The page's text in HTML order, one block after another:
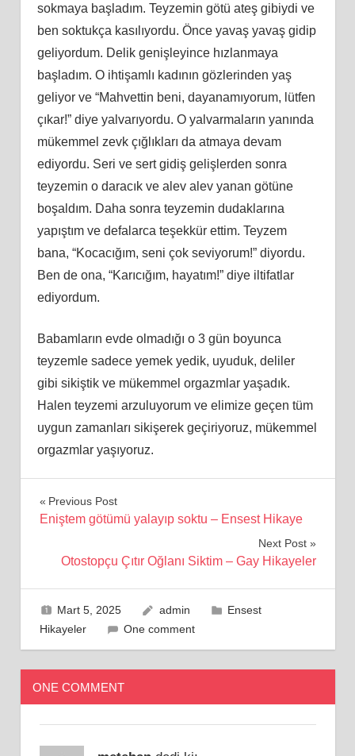
sokmaya başladım. Teyzemin götü ateş gibiydi ve
ben soktukça kasılıyordu. Önce yavaş yavaş gidip
geliyordum. Delik genişleyince hızlanmaya
başladım. O ihtişamlı kadının gözlerinden yaş
geliyor ve “Mahvettin beni, dayanamıyorum, lütfen
çıkar!” diye yalvarıyordu. O yalvarmaların yanında
mükemmel zevk çığlıkları da atmaya devam
ediyordu. Seri ve sert gidiş gelişlerden sonra
teyzemin o daracık ve alev alev yanan götüne
boşaldım. Daha sonra teyzemin dudaklarına
yapıştım ve defalarca teşekkür ettim. Teyzem
bana, “Kocacığım, seni çok seviyorum!” diyordu.
Ben de ona, “Karıcığım, hayatım!” diye iltifatlar
ediyordum.
Babamların evde olmadığı o 3 gün boyunca
teyzemle sadece yemek yedik, uyuduk, deliler
gibi sikiştik ve mükemmel orgazmlar yaşadık.
Halen teyzemi arzuluyorum ve elimize geçen tüm
uygun zamanları sikişerek geçiriyoruz, mükemmel
orgazmlar yaşıyoruz.
Yazı
Previous Post
Eniştem götümü yalayıp soktu – Ensest Hikaye
Next Post
Otostopçu Çıtır Oğlanı Siktim – Gay Hikayeler
Mart 5, 2025 admin
Ensest
Hikayeler
One comment
ONE COMMENT